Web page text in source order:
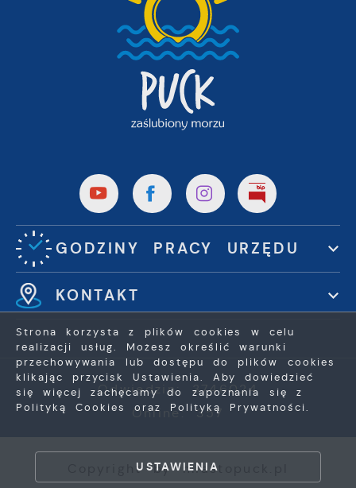
GODZINY PRACY URZĘDU
KONTAKT
Odwiedzin: 3746024
Online: 357
Copyright by miastopuck.pl
Strona korzysta z plików cookies w celu
realizacji usług. Możesz określić warunki
przechowywania lub dostępu do plików cookies
klikając przycisk Ustawienia. Aby dowiedzieć
się więcej zachęcamy do zapoznania się z
Polityką Cookies oraz Polityką Prywatności.
USTAWIENIA
ZEZWÓL NA WSZYSTKIE